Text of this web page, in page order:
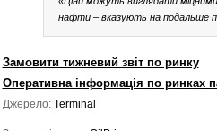
нафти – вказують на подальше
Замовити тижневий звіт по ринку
Оперативна інформація по ринках
Джерело: Terminal